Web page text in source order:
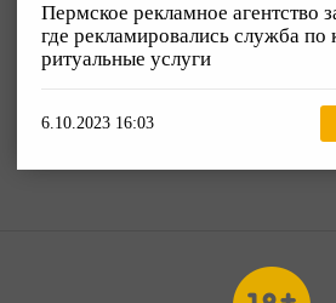
Пермское рекламное агентство
где рекламировались служба по
ритуальные услуги
6.10.2023 16:03